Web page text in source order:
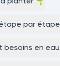
par
besoins en